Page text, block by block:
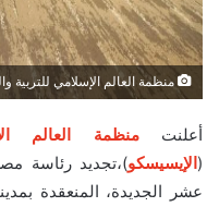
منظمة العالم الإسلامي للتربية
أعلنتمنظمة العالم
(الإيسيسكو)،تجديد رئاسة
عشر الجديدة، المنعقدة